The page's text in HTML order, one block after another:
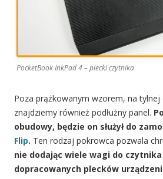
PocketBook InkPad 4 – plecki czytnika
Poza prążkowanym wzorem, na
znajdziemy również podłużny panel.
obudowy, będzie on służył do
Flip. Ten rodzaj pokrowca pozwala
nie dodając wiele wagi do czytnika
dopracowanych plecków